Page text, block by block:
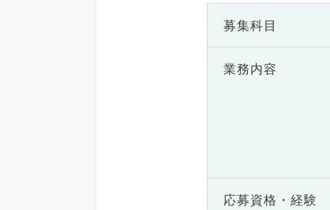
募集科目
業務内容
応募資格・ 経験